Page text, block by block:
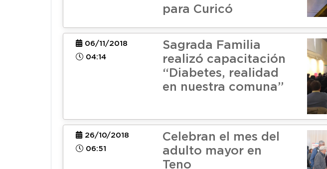
para Curicó
06/11/2018
04:14
Sagrada Familia
realizó capacitación
“Diabetes, realidad
en nuestra comuna”
26/10/2018
06:51
Celebran el mes del
adulto mayor en
Teno